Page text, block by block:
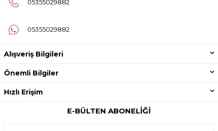
05355029882
05355029882
Alışveriş Bilgileri
Önemli Bilgiler
Hızlı Erişim
E-BÜLTEN ABONELIĞI